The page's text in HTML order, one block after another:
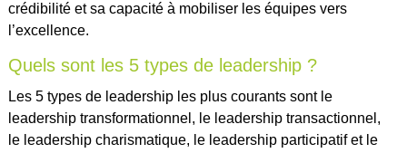
crédibilité et sa capacité à mobiliser les équipes vers
l’excellence.
Quels sont les 5 types de leadership ?
Les 5 types de leadership les plus courants sont le
leadership transformationnel, le leadership transactionnel,
le leadership charismatique, le leadership participatif et le